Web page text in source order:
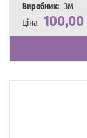
Виробник: 3M
Ціна 100,00
Наявність
Є в наявності